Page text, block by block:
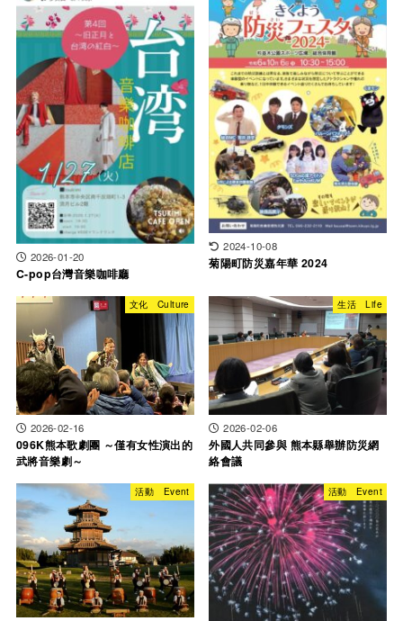
2026-01-20
C-pop台灣音樂咖啡廳
2024-10-08
菊陽町防災嘉年華 2024
文化 Culture
2026-02-16
096K熊本歌劇團 ～僅有女性演出的
武將音樂劇～
生活 Life
2026-02-06
外國人共同參與 熊本縣舉辦防災網
絡會議
活動 Event 活動 Event